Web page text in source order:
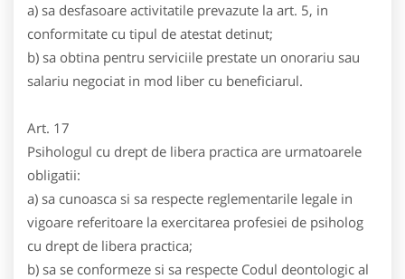
a) sa desfasoare activitatile prevazute la art. 5, in
conformitate cu tipul de atestat detinut;
b) sa obtina pentru serviciile prestate un onorariu sau
salariu negociat in mod liber cu beneficiarul.
Art. 17
Psihologul cu drept de libera practica are urmatoarele
obligatii:
a) sa cunoasca si sa respecte reglementarile legale in
vigoare referitoare la exercitarea profesiei de psiholog
cu drept de libera practica;
b) sa se conformeze si sa respecte Codul deontologic al